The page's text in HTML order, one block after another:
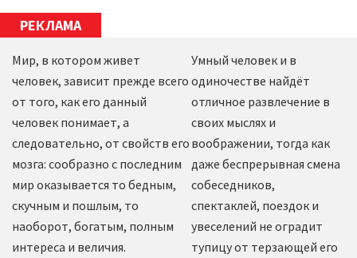
РЕКЛАМА
Мир, в котором живет
человек, зависит прежде всего
от того, как его данный
человек понимает, а
следовательно, от свойств его
мозга: сообразно с последним
мир оказывается то бедным,
скучным и пошлым, то
наоборот, богатым, полным
интереса и величия.
Умный человек и в
одиночестве найдёт
отличное развлечение в
своих мыслях и
воображении, тогда как
даже беспрерывная смена
собеседников,
спектаклей, поездок и
увеселений не оградит
тупицу от терзающей его